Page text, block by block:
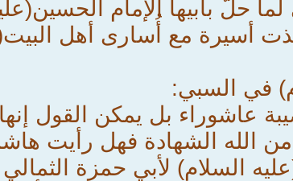
حلّ بأبيها الإمام
أسيرة مع أُسارى أهل
في السبي:
عاشوراء بل يمكن القول
من الله الشهادة فهل رأيت
السلام) لأبي حمزة